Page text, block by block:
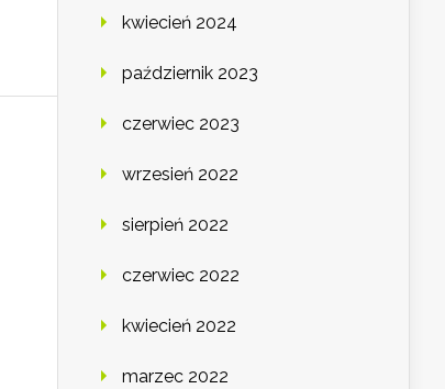
kwiecień 2024
październik 2023
czerwiec 2023
wrzesień 2022
sierpień 2022
czerwiec 2022
kwiecień 2022
marzec 2022